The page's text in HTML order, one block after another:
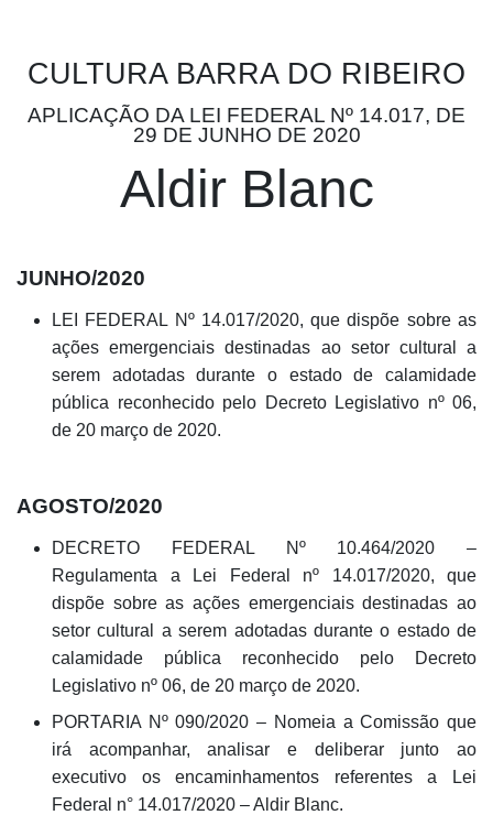
CULTURA BARRA DO RIBEIRO
APLICAÇÃO DA LEI FEDERAL Nº 14.017, DE
29 DE JUNHO DE 2020
Aldir Blanc
JUNHO/2020
LEI FEDERAL Nº 14.017/2020, que dispõe sobre as
ações emergenciais destinadas ao setor cultural a
serem adotadas durante o estado de calamidade
pública reconhecido pelo Decreto Legislativo nº 06,
de 20 março de 2020.
AGOSTO/2020
DECRETO FEDERAL Nº 10.464/2020 –
Regulamenta a Lei Federal nº 14.017/2020, que
dispõe sobre as ações emergenciais destinadas ao
setor cultural a serem adotadas durante o estado de
calamidade pública reconhecido pelo Decreto
Legislativo nº 06, de 20 março de 2020.
PORTARIA Nº 090/2020 – Nomeia a Comissão que
irá acompanhar, analisar e deliberar junto ao
executivo os encaminhamentos referentes a Lei
Federal n° 14.017/2020 – Aldir Blanc.